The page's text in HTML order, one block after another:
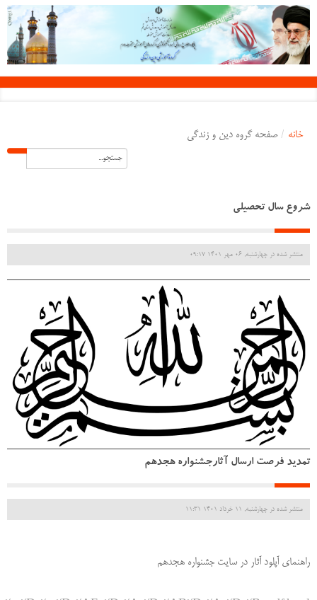
خانه / صفحه گروه دین و زندگی
شروع سال تحصیلی
منتشر شده در چهارشنبه, 06 مهر 1401 09:17
تمدید فرصت ارسال آثارجشنواره هجدهم
منتشر شده در چهارشنبه, 11 خرداد 1401 11:31
راهنمای آپلود آثار در سایت جشنواره هجدهم